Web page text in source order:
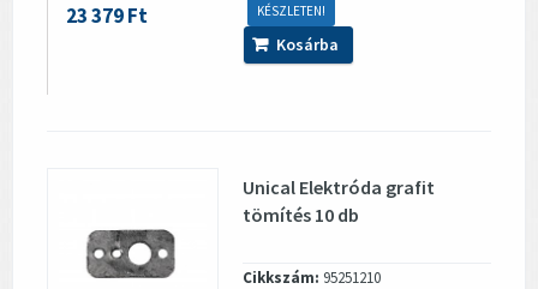
KÉSZLETEN!
23 379 Ft
Kosárba
Unical Elektróda grafit
tömítés 10 db
Cikkszám: 95251210